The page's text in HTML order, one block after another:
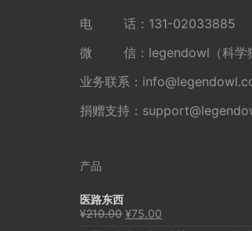
电 话：131-02033885
微 信：legendowl（科学猫
业务联系：
捐赠支持：
产品
医路东西
¥210.00 原
¥75.00